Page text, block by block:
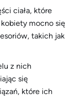
ciała, które
kobiety mocno się
takich jak
z nich
się
które ich